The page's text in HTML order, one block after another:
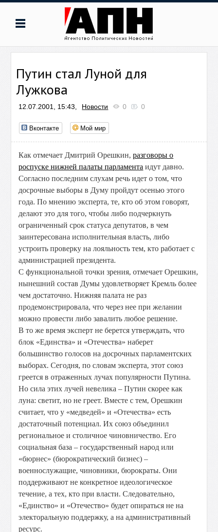
Путин стал Луной для
Лужкова
12.07.2001, 15:43, Новости 0 0
Вконтакте Мой мир
Как отмечает Дмитрий Орешкин,разговоры о
роспуске нижней палаты парламента идут давно.
Согласно последним слухам речь идет о том, что
досрочные выборы в Думу пройдут осенью этого
года. По мнению эксперта, те, кто об этом говорят,
делают это для того, чтобы либо подчеркнуть
ограниченный срок статуса депутатов, в чем
заинтересована исполнительная власть, либо
устроить проверку на лояльность тем, кто работает с
администрацией президента.
С функциональной точки зрения, отмечает Орешкин,
нынешний состав Думы удовлетворяет Кремль более
чем достаточно. Нижняя палата не раз
продемонстрировала, что через нее при желании
можно провести либо завалить любое решение.
В то же время эксперт не берется утверждать, что
блок «Единства» и «Отечества» наберет
большинство голосов на досрочных парламентских
выборах. Сегодня, по словам эксперта, этот союз
греется в отраженных лучах популярности Путина.
Но сила этих лучей невелика – Путин скорее как
луна: светит, но не греет. Вместе с тем, Орешкин
считает, что у «медведей» и «Отечества» есть
достаточный потенциал. Их союз объединил
региональное и столичное чиновничество. Его
социальная база – государственный народ или
«бюрнес» (бюрократический бизнес) –
военнослужащие, чиновники, бюрократы. Они
поддерживают не конкретное идеологическое
течение, а тех, кто при власти. Следовательно,
«Единство» и «Отечество» будет опираться не на
электоральную поддержку, а на административный
ресурс.